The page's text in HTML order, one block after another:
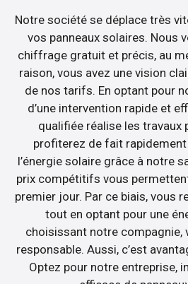
Notre société se déplace très
vos panneaux solaires. Nous
chiffrage gratuit et précis, au
raison, vous avez une vision
de nos tarifs. En optant pour
d’une intervention rapide et
qualifiée réalise les travaux
profiterez de fait
l’énergie solaire grâce à notre
prix compétitifs vous
premier jour. Par ce biais, vous
tout en optant pour une
choisissant notre compagnie,
responsable. Aussi, c’est
Optez pour notre entreprise,